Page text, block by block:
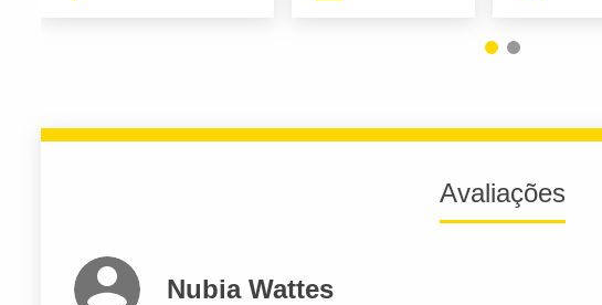
Avaliações
Nubia Wattes